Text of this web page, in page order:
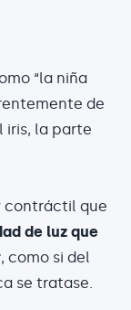
“la niña
de
iris, la parte
contráctil que
de luz que
, como si del
se tratase.